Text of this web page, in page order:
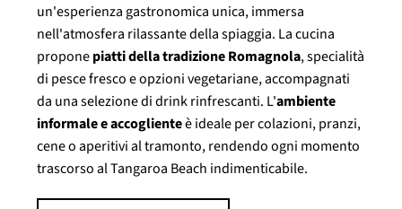
un'esperienza gastronomica unica, immersa
nell'atmosfera rilassante della spiaggia. La cucina
proponepiatti della tradizione Romagnola, specialità
di pesce fresco e opzioni vegetariane, accompagnati
da una selezione di drink rinfrescanti. L'ambiente
informale e accoglienteè ideale per colazioni, pranzi,
cene o aperitivi al tramonto, rendendo ogni momento
trascorso al Tangaroa Beach indimenticabile.